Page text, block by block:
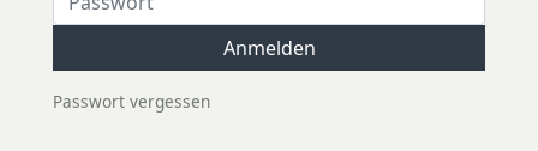
Passwort vergessen